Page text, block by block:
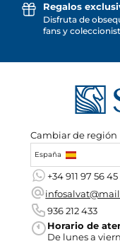
Regalos
Disfruta de
fans y
Cambiar de región
España
+34 911 97 56 45
936 212 433
Horario de
De lunes a